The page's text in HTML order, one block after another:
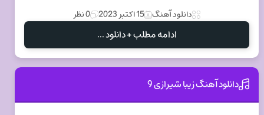
دانلود آهنگ 15 اکتبر 2023 0 نظر
ادامه مطلب + دانلود ...
دانلود آهنگ زیبا شیرازی 9